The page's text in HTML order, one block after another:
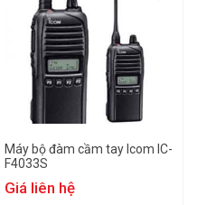
Máy bộ đàm cầm tay Icom IC-
F4033S
Giá liên hệ